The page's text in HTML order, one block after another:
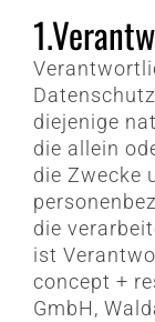
diejenige
die allein
die Zwecke
die
ist
concept +
GmbH,